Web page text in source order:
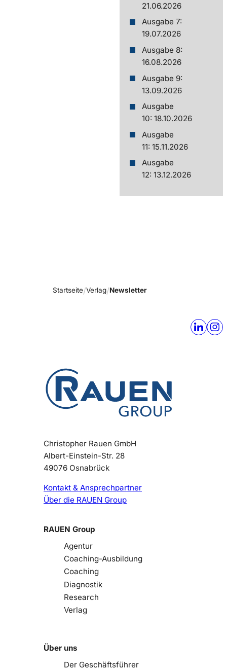
21.06.2026
Ausgabe 7:
19.07.2026
Ausgabe 8:
16.08.2026
Ausgabe 9:
13.09.2026
Ausgabe
10: 18.10.2026
Ausgabe
11: 15.11.2026
Ausgabe
12: 13.12.2026
Startseite Verlag Newsletter
Christopher Rauen GmbH
Albert-Einstein-Str. 28
49076 Osnabrück
Kontakt & Ansprechpartner
Über die RAUEN Group
RAUEN Group
Agentur
Coaching-Ausbildung
Coaching
Diagnostik
Research
Verlag
Über uns
Der Geschäftsführer